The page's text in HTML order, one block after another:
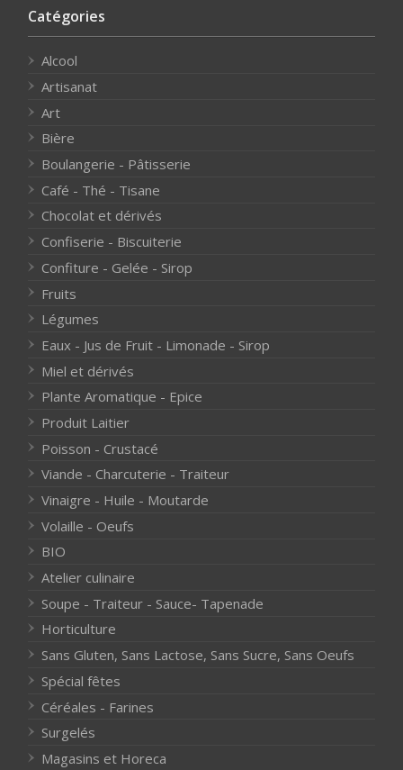
Catégories
Alcool
Artisanat
Art
Bière
Boulangerie - Pâtisserie
Café - Thé - Tisane
Chocolat et dérivés
Confiserie - Biscuiterie
Confiture - Gelée - Sirop
Fruits
Légumes
Eaux - Jus de Fruit - Limonade - Sirop
Miel et dérivés
Plante Aromatique - Epice
Produit Laitier
Poisson - Crustacé
Viande - Charcuterie - Traiteur
Vinaigre - Huile - Moutarde
Volaille - Oeufs
BIO
Atelier culinaire
Soupe - Traiteur - Sauce- Tapenade
Horticulture
Sans Gluten, Sans Lactose, Sans Sucre, Sans Oeufs
Spécial fêtes
Céréales - Farines
Surgelés
Magasins et Horeca